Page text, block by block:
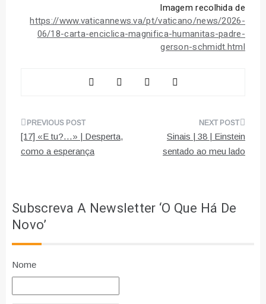
Imagem recolhida de
https://www.vaticannews.va/pt/vaticano/news/2026-
06/18-carta-enciclica-magnifica-humanitas-padre-
gerson-schmidt.html
Navegação
de
[17] «E tu?…» | Desperta,
como a esperança
Sinais | 38 | Einstein
sentado ao meu lado
Subscreva A Newsletter ‘O Que Há De
Novo’
Nome